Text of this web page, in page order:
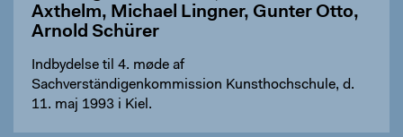
Axthelm, Michael Lingner, Gunter Otto,
Arnold Schürer
Indbydelse til 4. møde af
Sachverständigenkommission Kunsthochschule, d.
11. maj 1993 i Kiel.